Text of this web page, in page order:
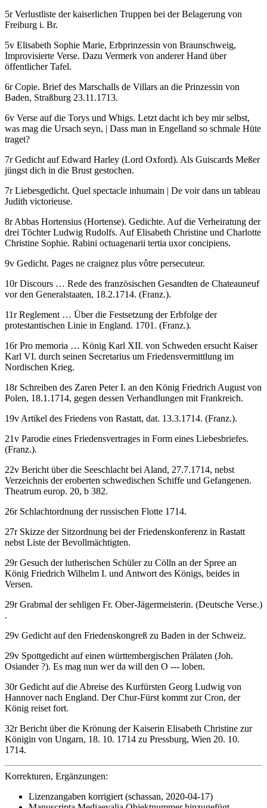
5r Verlustliste der kaiserlichen Truppen bei der Belagerung von
Freiburg i. Br.
5v Elisabeth Sophie Marie, Erbprinzessin von Braunschweig,
Improvisierte Verse. Dazu Vermerk von anderer Hand über
öffentlicher Tafel.
6rCopie. Brief des Marschalls de Villars an die Prinzessin von
Baden, Straßburg 23.11.1713.
6v Verse auf die Torys und Whigs. Letzt dacht ich bey mir selbst,
was mag die Ursach seyn, | Dass man in Engelland so schmale Hüte
traget?
7r Gedicht auf Edward Harley (Lord Oxford). Als Guiscards Meßer
jüngst dich in die Brust gestochen.
7r Liebesgedicht. Quel spectacle inhumain | De voir dans un tableau
Judith victorieuse.
8rAbbas Hortensius (Hortense). Gedichte. Auf die Verheiratung der
drei Töchter Ludwig Rudolfs. Auf Elisabeth Christine und Charlotte
Christine Sophie. Rabini octuagenarii tertia uxor concipiens.
9v Gedicht. Pages ne craignez plus vôtre persecuteur.
10rDiscours … Rede des französischen Gesandten de Chateauneuf
vor den Generalstaaten, 18.2.1714. (Franz.).
11rReglement … Über die Festsetzung der Erbfolge der
protestantischen Linie in England. 1701. (Franz.).
16rPro memoria … König Karl XII. von Schweden ersucht Kaiser
Karl VI. durch seinen Secretarius um Friedensvermittlung im
Nordischen Krieg.
18r Schreiben des Zaren Peter I. an den König Friedrich August von
Polen, 18.1.1714, gegen dessen Verhandlungen mit Frankreich.
19v Artikel des Friedens von Rastatt, dat. 13.3.1714. (Franz.).
21v Parodie eines Friedensvertrages in Form eines Liebesbriefes.
(Franz.).
22v Bericht über die Seeschlacht bei Aland, 27.7.1714, nebst
Verzeichnis der eroberten schwedischen Schiffe und Gefangenen.
Theatrum europ. 20, b 382.
26r Schlachtordnung der russischen Flotte 1714.
27r Skizze der Sitzordnung bei der Friedenskonferenz in Rastatt
nebst Liste der Bevollmächtigten.
29r Gesuch der lutherischen Schüler zu Cölln an der Spree an
König Friedrich Wilhelm I. und Antwort des Königs, beides in
Versen.
29rGrabmal der sehligen Fr. Ober-Jägermeisterin. (Deutsche Verse.)
.
29v Gedicht auf den Friedenskongreß zu Baden in der Schweiz.
29v Spottgedicht auf einen württembergischen Prälaten (Joh.
Osiander ?). Es mag nun wer da will den O --- loben.
30r Gedicht auf die Abreise des Kurfürsten Georg Ludwig von
Hannover nach England. Der Chur-Fürst kommt zur Cron, der
König reiset fort.
32r Bericht über die Krönung der Kaiserin Elisabeth Christine zur
Königin von Ungarn, 18. 10. 1714 zu Pressburg, Wien 20. 10.
1714.
Korrekturen, Ergänzungen:
Lizenzangaben korrigiert (schassan, 2020-04-17)